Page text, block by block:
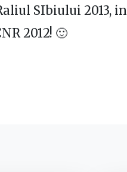
SIbiului 2013, in
2012! 🙂